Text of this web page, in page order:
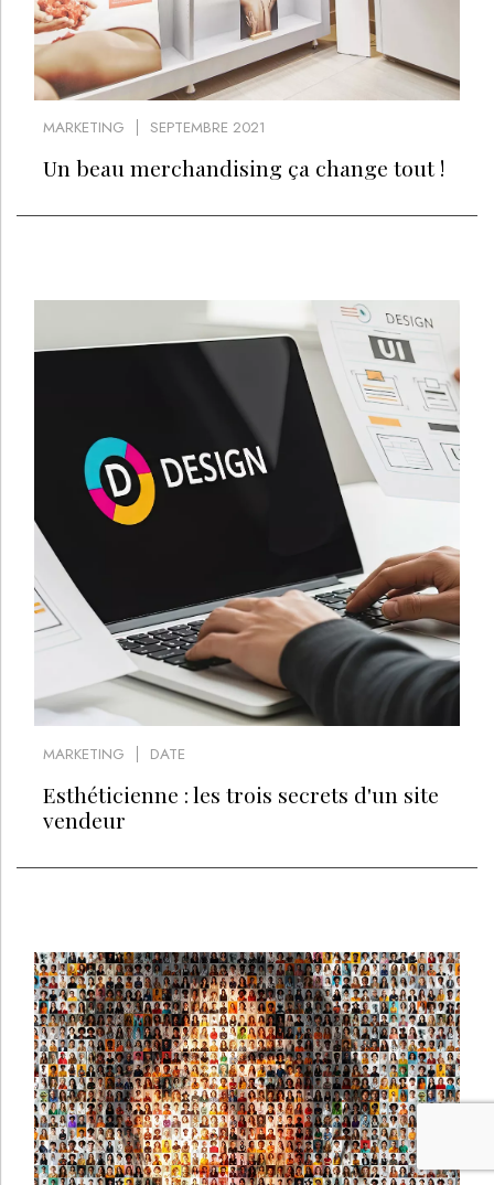
MARKETING SEPTEMBRE 2021
Un beau merchandising ça change tout !
MARKETING DATE
Esthéticienne : les trois secrets d'un site
vendeur